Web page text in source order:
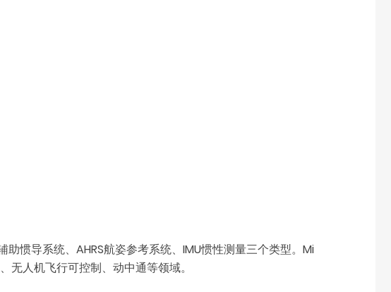
惯导系统、AHRS航姿参考系统、IMU惯性测量三个类型。Mi
人机飞行可控制、动中通等领域。